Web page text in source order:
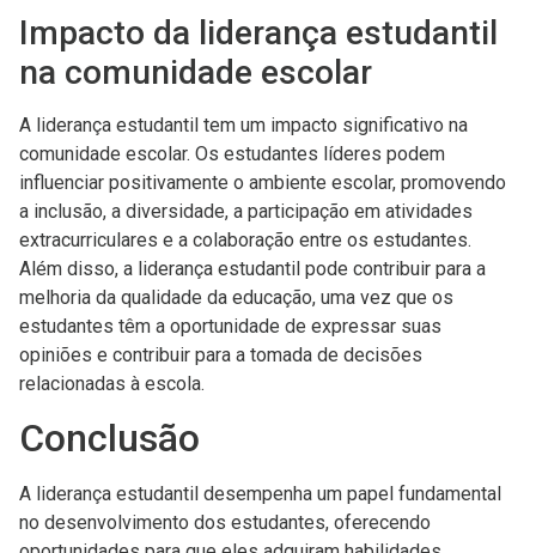
Impacto da liderança estudantil
na comunidade escolar
A liderança estudantil tem um impacto significativo na
comunidade escolar. Os estudantes líderes podem
influenciar positivamente o ambiente escolar, promovendo
a inclusão, a diversidade, a participação em atividades
extracurriculares e a colaboração entre os estudantes.
Além disso, a liderança estudantil pode contribuir para a
melhoria da qualidade da educação, uma vez que os
estudantes têm a oportunidade de expressar suas
opiniões e contribuir para a tomada de decisões
relacionadas à escola.
Conclusão
A liderança estudantil desempenha um papel fundamental
no desenvolvimento dos estudantes, oferecendo